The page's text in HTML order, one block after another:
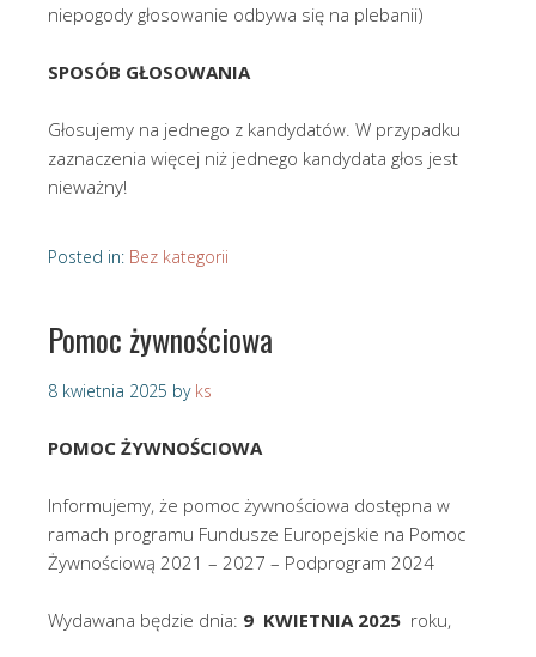
niepogody głosowanie odbywa się na plebanii)
SPOSÓB GŁOSOWANIA
Głosujemy na jednego z kandydatów. W przypadku
zaznaczenia więcej niż jednego kandydata głos jest
nieważny!
Posted in: Bez kategorii
Pomoc żywnościowa
8 kwietnia 2025 by ks
POMOC ŻYWNOŚCIOWA
Informujemy, że pomoc żywnościowa dostępna w
ramach programu Fundusze Europejskie na Pomoc
Żywnościową 2021 – 2027 – Podprogram 2024
Wydawana będzie dnia: 9 KWIETNIA 2025 roku,